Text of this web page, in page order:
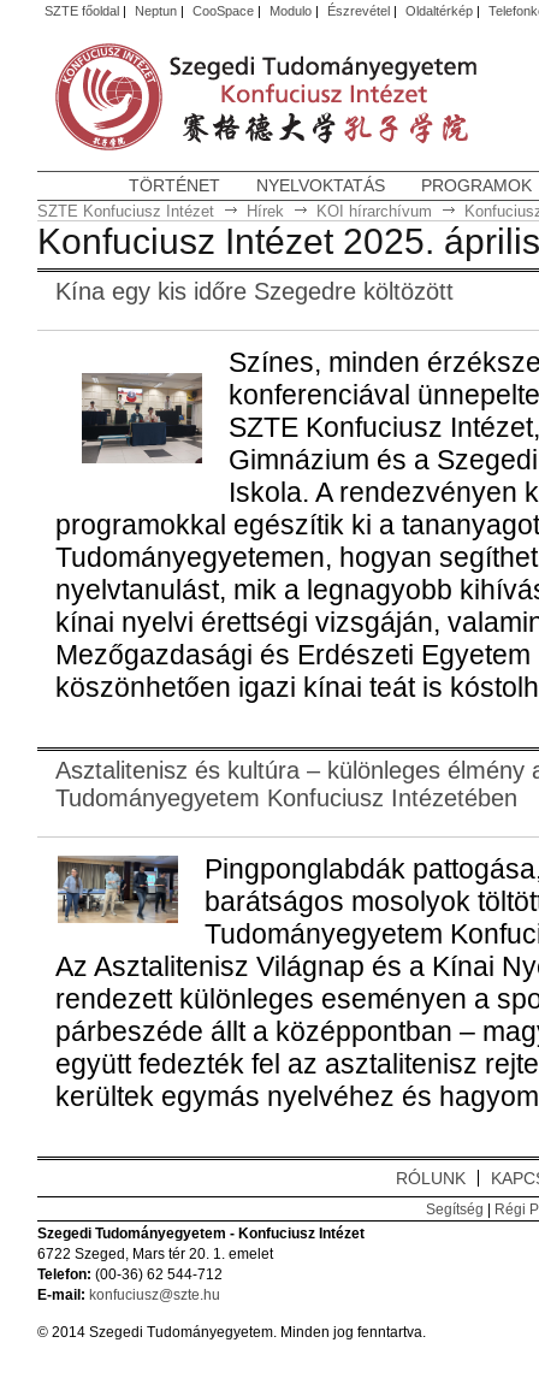
SZTE főoldal| Neptun| CooSpace| Modulo| Észrevétel| Oldaltérkép|
TÖRTÉNET NYELVOKTATÁS PROGRAMOK
SZTE Konfuciusz Intézet Hírek KOI hírarchívum
Konfuciusz Intézet 2025. április
Kína egy kis időre Szegedre költözött
Színes, minden
konferenciával
SZTE Konfuciusz
Gimnázium és a
Iskola. A rendezvényen
programokkal egészítik ki a
Tudományegyetemen, hogyan
nyelvtanulást, mik a legnagyobb
kínai nyelvi érettségi vizsgáján,
Mezőgazdasági és Erdészeti
köszönhetően igazi kínai teát is
Asztalitenisz és kultúra – különleges élmény
Tudományegyetem Konfuciusz Intézetében
Pingponglabdák
barátságos mosolyok
Tudományegyetem
Az Asztalitenisz Világnap és a Kínai
rendezett különleges eseményen a
párbeszéde állt a középpontban –
együtt fedezték fel az asztalitenisz
kerültek egymás nyelvéhez és
RÓLUNK
Segítség | Régi
Szegedi Tudományegyetem - Konfuciusz Intézet
6722 Szeged, Mars tér 20. 1. emelet
Telefon: (00-36) 62 544-712
E-mail: konfuciusz@szte.hu
© 2014 Szegedi Tudományegyetem. Minden jog fenntartva.